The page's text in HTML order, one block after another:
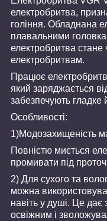
електробритва,
гоління. Обладнана
плавальними
електробритва
електробритвам.
Працює
який заряджається
забезпечують гладке
Особливості:
1)Модозахищеність
Повністю миється
промивати під
2) Для сухого та
можна
навіть у душі. Це дає
освіжним і